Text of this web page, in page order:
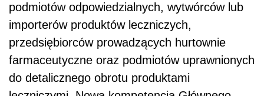
podmiotów odpowiedzialnych, wytwórców lub
importerów produktów leczniczych,
przedsiębiorców prowadzących hurtownie
farmaceutyczne oraz podmiotów uprawnionych
do detalicznego obrotu produktami